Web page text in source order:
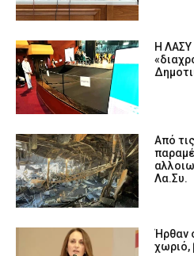
H ΛΑΣΥ
Από
Λα.Συ.
Ήρθαν
χωριό,